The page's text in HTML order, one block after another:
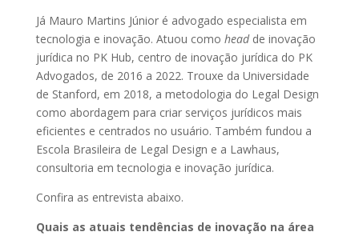
Já Mauro Martins Júnior é advogado especialista em
tecnologia e inovação. Atuou como headde inovação
jurídica no PK Hub, centro de inovação jurídica do PK
Advogados, de 2016 a 2022. Trouxe da Universidade
de Stanford, em 2018, a metodologia do Legal Design
como abordagem para criar serviços jurídicos mais
eficientes e centrados no usuário. Também fundou a
Escola Brasileira de Legal Design e a Lawhaus,
consultoria em tecnologia e inovação jurídica.
Confira as entrevista abaixo.
Quais as atuais tendências de inovação na área